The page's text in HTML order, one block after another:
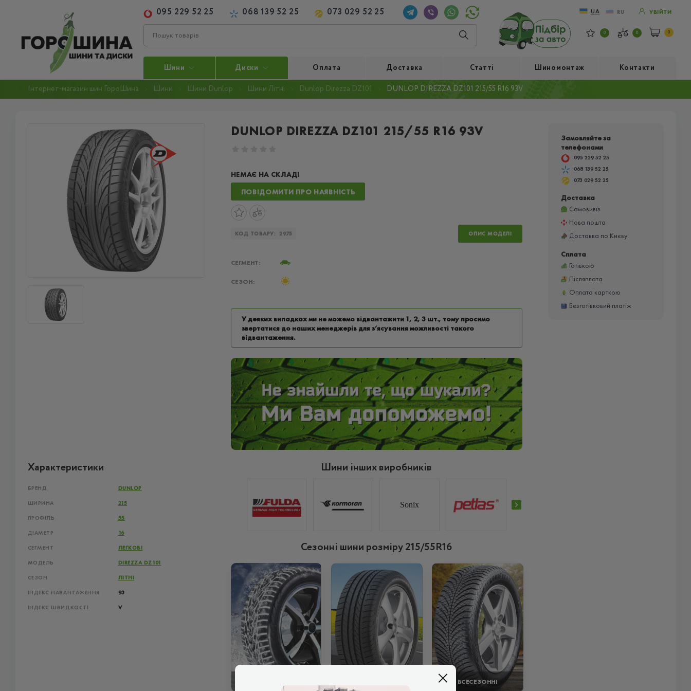
095 229 52 25 068 139 52 25 073 029 52 25 UA RU УВІЙТИ
0 0 0
Шини Диски Оплата Доставка Статті Шиномонтаж Контакти
Інтернет-магазин шин ГороШина Шини Шини Dunlop Шини Літні Dunlop Direzza DZ101 DUNLOP DIREZZA DZ101 215/55 R16 93V
DUNLOP DIREZZA DZ101 215/55 R16 93V
НЕМАЄ НА СКЛАДІ
ПОВІДОМИТИ ПРО НАЯВНІСТЬ
КОД ТОВАРУ: 2975 ОПИС МОДЕЛІ
СЕГМЕНТ:
СЕЗОН:
У деяких випадках ми не можемо відвантажити 1, 2, 3 шт., тому просимо
звертатися до наших менеджерів для з’ясування можливості такого
відвантаження.
Замовляйте за
телефонами
095 229 52 25
068 139 52 25
073 029 52 25
Доставка
Самовивіз
Нова пошта
Доставка по Києву
Сплата
Готівкою
Післяплата
Оплата карткою
Безготівковий платіж
Характеристики
БРЕНД DUNLOP
ШИРИНА 215
ПРОФІЛЬ 55
ДІАМЕТР 16
СЕГМЕНТ ЛЕГКОВІ
МОДЕЛЬ DIREZZA DZ101
СЕЗОН ЛІТНІ
ІНДЕКС НАВАНТАЖЕННЯ 93
ІНДЕКС ШВИДКОСТІ V
Шини інших виробників
Sonix
Сезонні шини розміру 215/55R16
ВСЕСЕЗОННІ